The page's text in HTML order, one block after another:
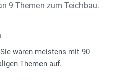
9 Themen zum Teichbau.
waren meistens mit 90
Themen auf.